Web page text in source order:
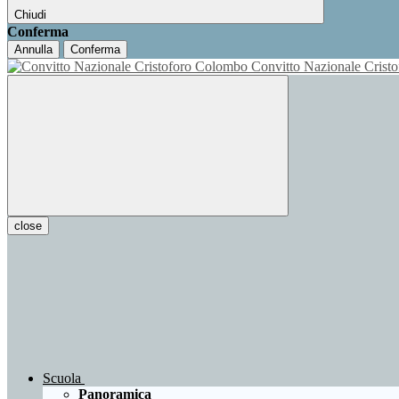
Chiudi
Conferma
Annulla Conferma
Convitto Nazionale
close
Scuola
Panoramica